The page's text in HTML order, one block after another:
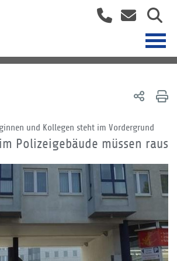
und Kollegen steht im Vordergrund
Polizeigebäude müssen raus